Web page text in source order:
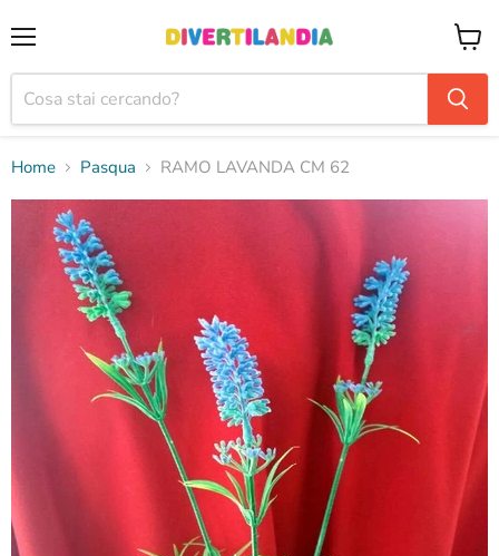
il
Home Pasqua RAMO LAVANDA CM 62